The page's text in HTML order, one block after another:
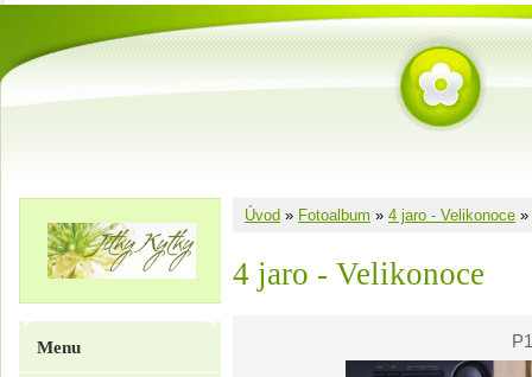
Úvod » Fotoalbum » 4 jaro - Velikonoce »
4 jaro - Velikonoce
Menu